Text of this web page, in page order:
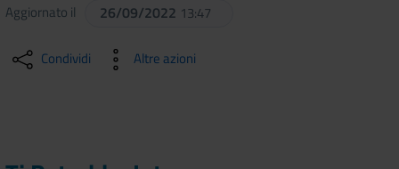
Aggiornato il 26/09/2022 13:47
Condividi Altre azioni